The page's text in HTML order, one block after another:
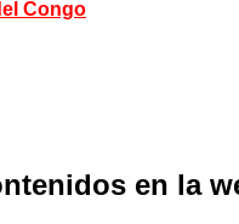
Congo
en la